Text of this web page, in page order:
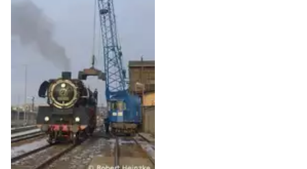
BR 3 312 (LKM V 22 B, DR 102.0, DB 312) nichts
Dieselloks | Kleinloks
3 309 BR 309.5 LKM V 10 B
Dieselloks | Schmalspur
DR 199 030, 031 ex ÖBB 2091
Faur L30C
Dieseltriebzüge | 95 80